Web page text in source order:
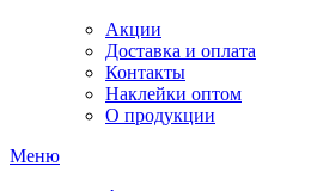
Акции
Доставка и оплата
Контакты
Наклейки оптом
О продукции
Меню